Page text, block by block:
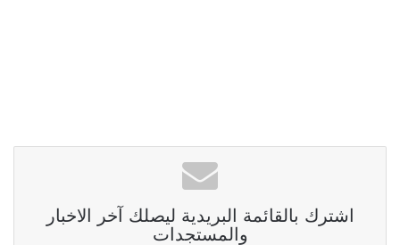
اشترك بالقائمة البريدية ليصلك آخر الاخبار
والمستجدات